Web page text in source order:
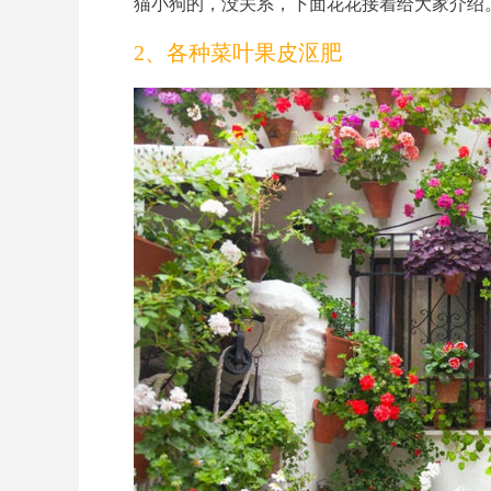
猫小狗的，没关系，下面花花接着给大家介绍
2、各种菜叶果皮沤肥